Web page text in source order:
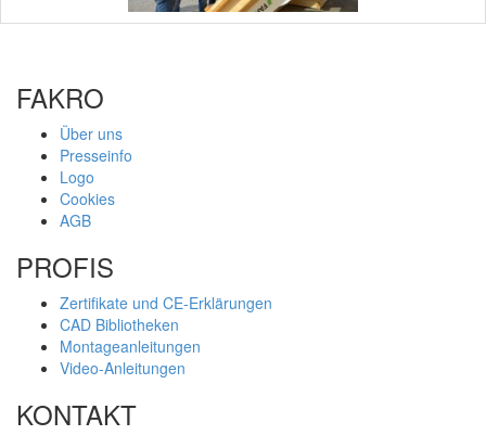
FAKRO
Über uns
Presseinfo
Logo
Cookies
AGB
PROFIS
Zertifikate und CE-Erklärungen
CAD Bibliotheken
Montageanleitungen
Video-Anleitungen
KONTAKT